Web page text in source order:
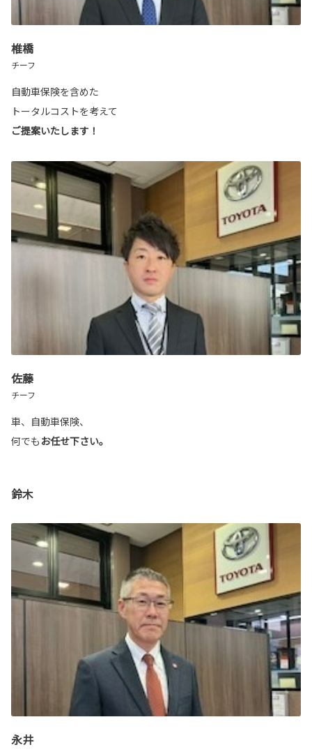
椎橋
チーフ
自動車保険を含めた
トータルコストを考えて
ご提案いたします！
佐藤
チーフ
車、自動車保険、
何でも お任せ下さい。
鈴木
永井